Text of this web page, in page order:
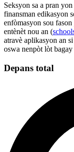
Seksyon sa a pran
finansman edikasyon
enfòmasyon sou
entènèt nou an (
atravè aplikasyon an
oswa nenpòt lòt
Depans total